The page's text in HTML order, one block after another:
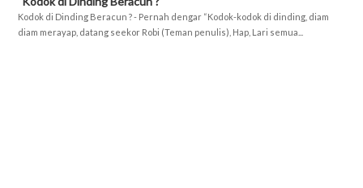
Kodok di Dinding Beracun ? - Pernah dengar “Kodok-kodok di dinding, diam
diam merayap, datang seekor Robi (Teman penulis), Hap, Lari semua...